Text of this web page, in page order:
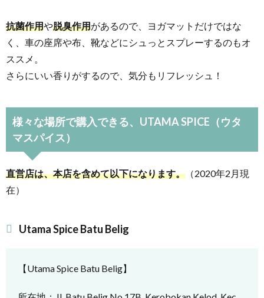
抗菌作用や脱臭作用があるので、ヨガマットだけではな
く、車の座席や布、靴などにシュっとスプレーするのもオ
ススメ。
さらにいい香りがするので、気分もリフレッシュ！
様々な場所で購入できる、UTAMA SPICE（ウタ
マスパイス）
直営店は、本店を含めて以下になります。 （2020年2月現
在）
Utama Spice Batu Belig
【Utama Spice Batu Belig】